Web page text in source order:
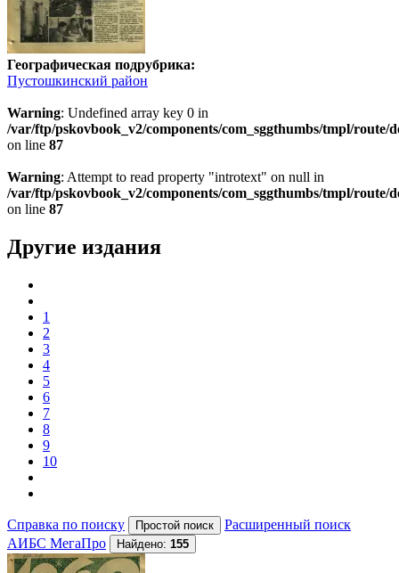
Географическая подрубрика:
Пустошкинский район
Warning: Undefined array key 0 in
/var/ftp/pskovbook_v2/components/com_sggthumbs/tmpl/route/
on line 87
Warning: Attempt to read property "introtext" on null in
/var/ftp/pskovbook_v2/components/com_sggthumbs/tmpl/route/
on line 87
Другие издания
1
2
3
4
5
6
7
8
9
10
Справка по поиску
Расширенный поиск
АИБС МегаПро
Найдено: 155